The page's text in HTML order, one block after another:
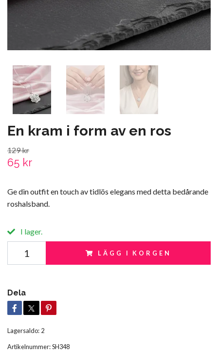
En kram i form av en ros
129 kr
65 kr
Ge din outfit en touch av tidlös elegans med detta bedårande
roshalsband.
I lager.
LÄGG I KORGEN
Dela
Lagersaldo: 2
Artikelnummer:SH348